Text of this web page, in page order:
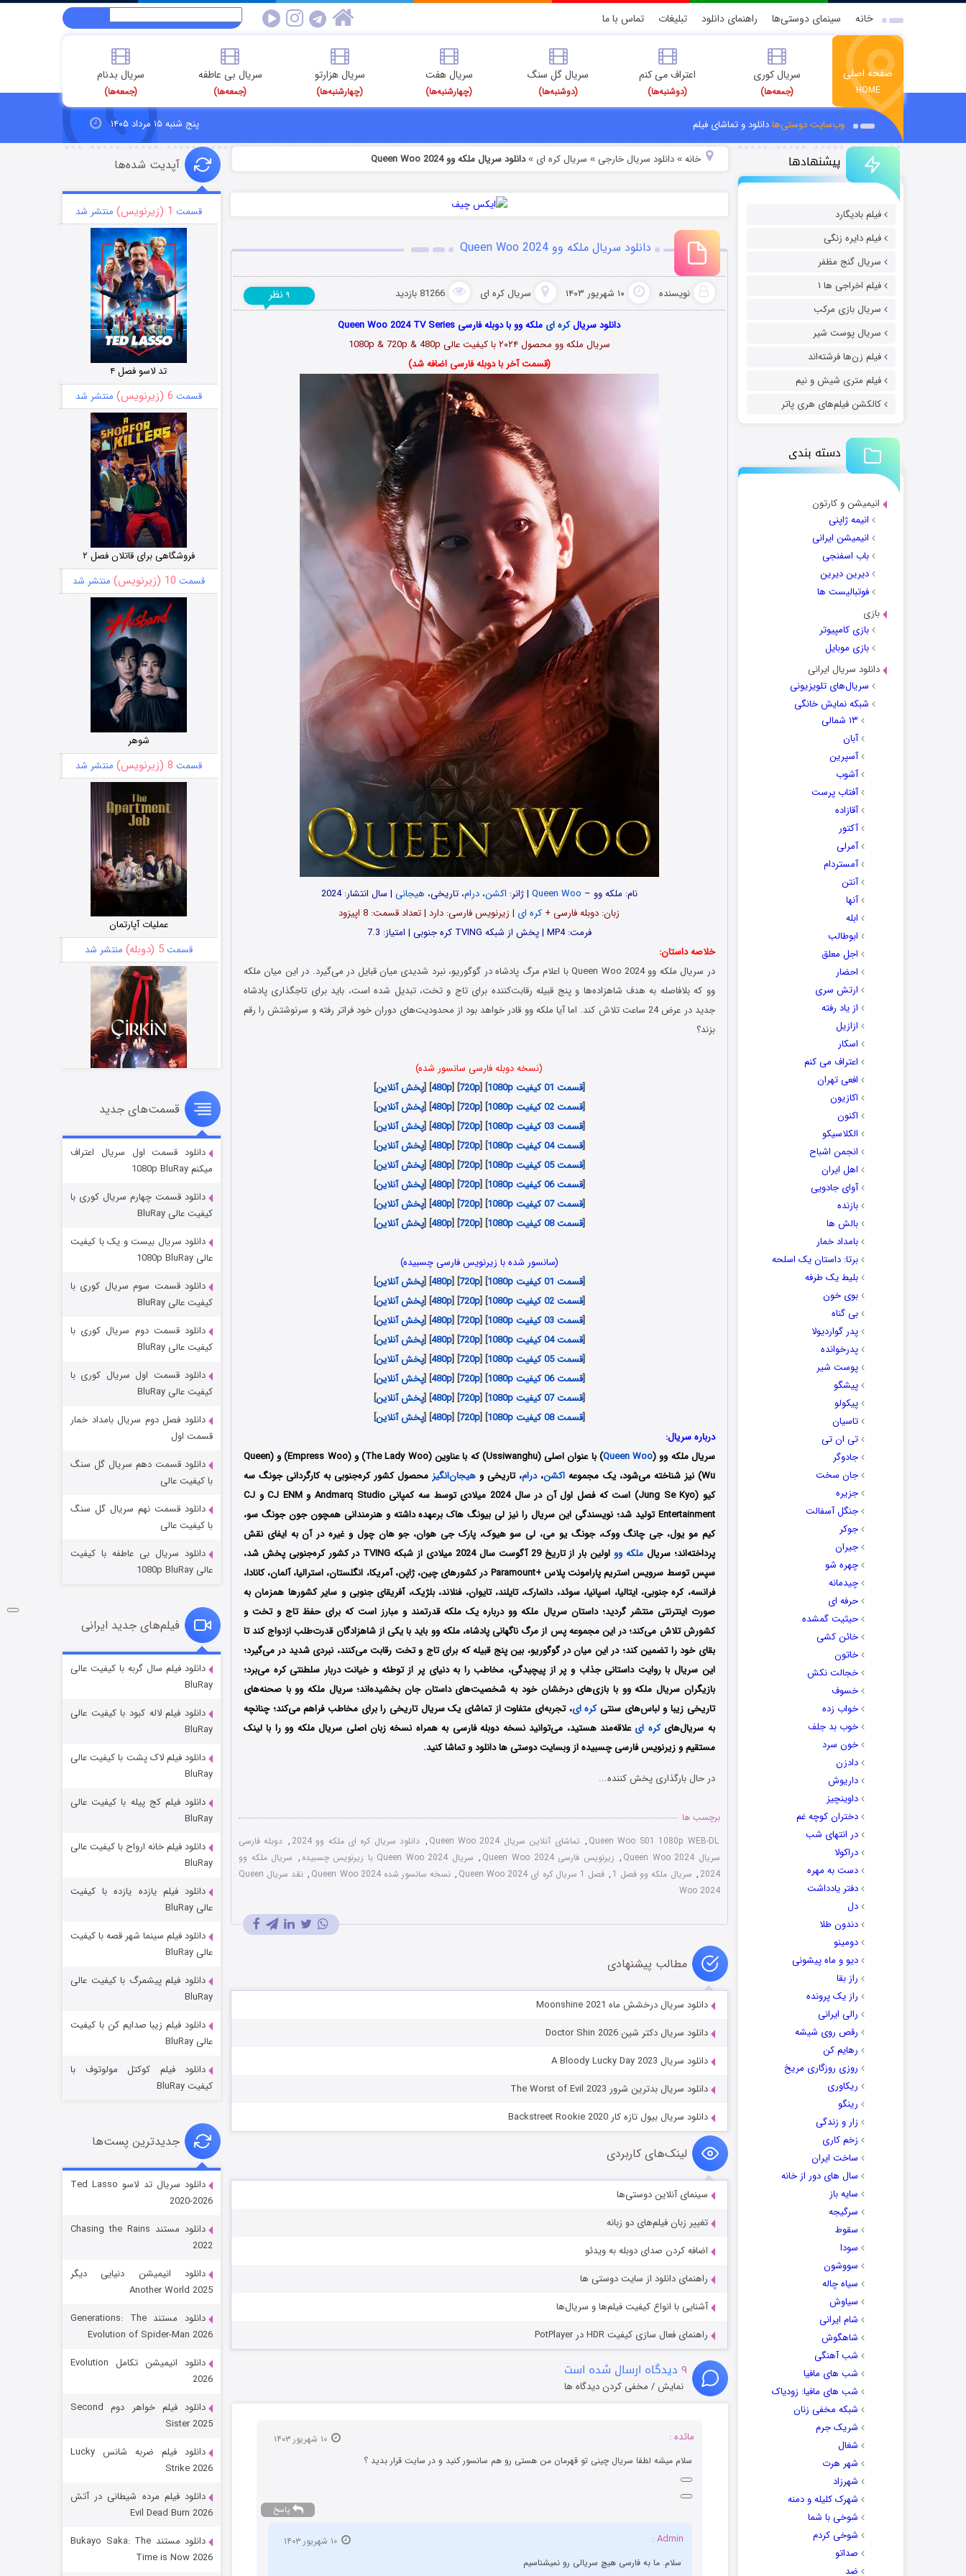
خانه سینمای دوستی‌ها راهنمای دانلود تبلیغات تماس با ما
صفحه اصلی
HOME
سریال کوری
(جمعه‌ها)
اعتراف می کنم
(دوشنبه‌ها)
سریال گل سنگ
(دوشنبه‌ها)
سریال هفت
(چهارشنبه‌ها)
سریال هزارتو
(چهارشنبه‌ها)
سریال بی عاطفه
(جمعه‌ها)
سریال بدنام
(جمعه‌ها)
وب‌سایت دوستی‌هادانلود و تماشای فیلم پنج شنبه ۱۵ مرداد ۱۴۰۵
پیشنهادها
فیلم بادیگارد
فیلم دایره زنگی
سریال گنج مظفر
فیلم اخراجی ها ۱
سریال بازی مرکب
سریال پوست شیر
فیلم زن‌ها فرشته‌اند
فیلم متری شیش و نیم
کالکشن فیلم‌های هری پاتر
دسته بندی
انیمیشن و کارتون
انیمه ژاپنی
انیمیشن ایرانی
باب اسفنجی
دیرین دیرین
فوتبالیست ها
بازی
بازی کامپیوتر
بازی موبایل
دانلود سریال ایرانی
سریال‌های تلویزیونی
شبکه نمایش خانگی
۱۳ شمالی
آبان
آسپرین
آشوب
آفتاب پرست
آقازاده
آکتور
آمرلی
آمستردام
آنتن
آنها
ابله
ابوطالب
اجل معلق
احضار
ارتش سری
از یاد رفته
ازازیل
اسکار
اعتراف می کنم
افعی تهران
اکازیون
اکنون
الکلاسیکو
انجمن اشباح
اهل ایران
آوای جادویی
بازنده
بالش ها
بامداد خمار
برتا: داستان یک اسلحه
بلیط یک‌‌ طرفه
بوی خون
بی گناه
پدر گواردیولا
پدرخوانده
پوست شیر
پیشگو
پیکولو
تاسیان
تی ان تی
جادوگر
جان سخت
جزیره
جنگل آسفالت
جوکر
جیران
چهره شو
چیدمانه
حرفه ای
حیثیت گمشده
خائن کشی
خاتون
خجالت نکش
خسوف
خواب زده
خوب بد جلف
خون سرد
دادزن
داریوش
داوینچیز
دختران کوچه غم
در انتهای شب
دراکولا
دست به مهره
دفتر یادداشت
دل
دندون طلا
دومینو
دیو و ماه پیشونی
راز بقا
راز یک پرونده
رالی ایرانی
رقص روی شیشه
رهایم کن
روزی روزگاری مریخ
ریکاوری
رینگو
زار و زندگی
زخم کاری
ساخت ایران
سال های دور از خانه
سایه باز
سرگیجه
سقوط
سودا
سووشون
سیاه چاله
سیاوش
شام ایرانی
شاهگوش
شب آهنگی
شب های مافیا
شب های مافیا: زودیاک
شبکه مخفی زنان
شریک جرم
شغال
شهر هرت
شهرزاد
شهرک کلیله و دمنه
شوخی با شما
شوخی کردم
صداتو
ضد
خانه» دانلود سریال خارجی » سریال کره ای »دانلود سریال ملکه وو Queen Woo 2024
دانلود سریال ملکه وو Queen Woo 2024
نویسنده ۱۰ شهریور ۱۴۰۳ سریال کره ای 81266 بازدید ۹ نظر
دانلود سریالکره ای ملکه وو با دوبله فارسی Queen Woo 2024 TV Series
سریال ملکه وو محصول ۲۰۲۴ با کیفیت عالی 1080p & 720p & 480p
(قسمت آخر با دوبله فارسی اضافه شد)
نام: ملکه وو – Queen Woo | ژانر: اکشن،درام، تاریخی، هیجانی | سال انتشار: 2024
زبان: دوبله فارسی + کره ای | زیرنویس فارسی: دارد | تعداد قسمت‌‌‌: 8 اپیزود
فرمت: MP4 | پخش از شبکه TVING کره جنوبی | امتیاز: 7.3
خلاصه داستان:
در سریال ملکه وو Queen Woo 2024 با اعلام مرگ پادشاه در گوگوریو، نبرد شدیدی میان قبایل در می‌گیرد. در این میان ملکه
وو که بلافاصله به هدف شاهزاده‌ها و پنج قبیله رقابت‌کننده برای تاج و تخت، تبدیل شده است، باید برای تاجگذاری پادشاه
جدید در عرض 24 ساعت تلاش کند. اما آیا ملکه وو قادر خواهد بود از محدودیت‌های دوران خود فراتر رفته و سرنوشتش را رقم
بزند؟
(نسخه دوبله فارسی سانسور شده)
[قسمت 01 کیفیت 1080p ] [
720p
] [
480p
] [پخش آنلاین]
[قسمت 02 کیفیت 1080p ] [
720p
] [
480p
] [پخش آنلاین]
[قسمت 03 کیفیت 1080p ] [
720p
] [
480p
] [پخش آنلاین]
[قسمت 04 کیفیت 1080p ] [
720p
] [
480p
] [پخش آنلاین]
[قسمت 05 کیفیت 1080p ] [
720p
] [
480p
] [پخش آنلاین]
[قسمت 06 کیفیت 1080p ] [
720p
] [
480p
] [پخش آنلاین]
[قسمت 07 کیفیت 1080p ] [
720p
] [
480p
] [پخش آنلاین]
[قسمت 08 کیفیت 1080p ] [
720p
] [
480p
] [پخش آنلاین]
(سانسور شده با زیرنویس فارسی چسبیده)
[قسمت 01 کیفیت 1080p ] [
720p
] [
480p
] [پخش آنلاین]
[قسمت 02 کیفیت 1080p ] [
720p
] [
480p
] [پخش آنلاین]
[قسمت 03 کیفیت 1080p ] [
720p
] [
480p
] [پخش آنلاین]
[قسمت 04 کیفیت 1080p ] [
720p
] [
480p
] [پخش آنلاین]
[قسمت 05 کیفیت 1080p ] [
720p
] [
480p
] [پخش آنلاین]
[قسمت 06 کیفیت 1080p ] [
720p
] [
480p
] [پخش آنلاین]
[قسمت 07 کیفیت 1080p ] [
720p
] [
480p
] [پخش آنلاین]
[قسمت 08 کیفیت 1080p ] [
720p
] [
480p
] [پخش آنلاین]
درباره سریال:
سریال ملکه وو (Queen Woo
) با عنوان اصلی (Ussiwanghu) که با عناوین (The Lady Woo) و (Empress Woo) و (Queen
Wu) نیز شناخته می‌شود، یک مجموعه
اکشن،درام، تاریخی و هیجان‌انگیز محصول کشور کره‌جنوبی به کارگردانیجونگ سه
کیو (Jung Se Kyo)
است که فصل اول آن در سال 2024 میلادی توسط سه کمپانی Andmarq Studio و CJ ENM و CJ
Entertainment تولید شد؛ نویسندگی این سریال را نیز لی بیونگ هاک برعهده داشته و هنرمندانی همچون جون جونگ سو،
کیم مو یول، جی چانگ ووک، جونگ یو می، لی سو هیوک، پارک جی هوان، جو هان چول و غیره در آن به ایفای نقش
پرداخته‌اند؛ سریالملکه وو
اولین بار از تاریخ 29 آگوست سال 2024 میلادی از شبکه TVING در کشور کره‌جنوبی پخش شد،
سپس توسط سرویس استریم پارامونت پلاس +Paramount در کشورهای چین، ژاپن، آمریکا، انگلستان، استرالیا، آلمان، کانادا،
فرانسه، کره جنوبی، ایتالیا، اسپانیا، سوئد، دانمارک، تایلند، تایوان، فنلاند، بلژیک، آفریقای جنوبی و سایر کشورها همزمان به
صورت اینترنتی منتشر گردید؛ داستان سریال ملکه وو درباره‌ یک ملکه قدرتمند و مبارز است که برای حفظ تاج و تخت و
کشورش تلاش می‌کند؛ در این مجموعه پس از مرگ ناگهانی پادشاه، ملکه وو باید با یکی از شاهزادگان قدرت‌طلب ازدواج کند تا
بقای خود را تضمین کند؛ در این میان در گوگوریو، بین پنج قبیله که برای تاج و تخت رقابت می‌کنند، نبردی شدید در می‌گیرد؛
این سریال با روایت داستانی جذاب و پر از پیچیدگی، مخاطب را به دنیای پر از توطئه و خیانت دربار سلطنتی کره می‌برد؛
بازیگران سریال ملکه وو با بازی‌های درخشان خود به شخصیت‌های داستان جان بخشیده‌اند؛ سریال ملکه وو با صحنه‌های
تاریخی زیبا و لباس‌های سنتیکره ای، تجربه‌ای متفاوت از تماشای یک سریال تاریخی را برای مخاطب فراهم می‌کند؛ چنانچه
به سریال‌هایکره ای علاقه‌مند هستید، می‌توانید نسخه دوبله فارسی به همراه نسخه زبان اصلی سریال ملکه وو را با لینک
مستقیم و زیرنویس فارسی چسبیده از وبسایت دوستی ها دانلود و تماشا کنید.
در حال بارگذاری پخش کننده...
برچسب ها
Queen Woo S01 1080p WEB-DL
, تماشای آنلاین سریال Queen Woo 2024 , دانلود سریال کره ای ملکه وو 2024 , دوبله فارسی
سریال Queen Woo 2024
, زیرنویس فارسی Queen Woo 2024 , سریال Queen Woo 2024 با زیرنویس چسبیده , سریال ملکه وو
2024
, سریال ملکه وو فصل 1 , فصل 1 سریال کره ای Queen Woo 2024 , نسخه سانسور شده Queen Woo 2024 ,
نقد سریال Queen
Woo 2024
مطالب پیشنهادی
دانلود سریال درخشش ماه Moonshine 2021
دانلود سریال دکتر شین Doctor Shin 2026
دانلود سریال A Bloody Lucky Day 2023
دانلود سریال بدترین شرور The Worst of Evil 2023
دانلود سریال بیول تازه کار Backstreet Rookie 2020
لینک‌های کاربردی
سینمای آنلاین دوستی‌ها
تغییر زبان فیلم‌های دو زبانه
اضافه کردن صدای دوبله به ویدئو
راهنمای دانلود از سایت دوستی ها
آشنایی با انواع کیفیت فیلم‌ها و سریال‌ها
راهنمای فعال سازی کیفیت HDR در PotPlayer
۹ دیدگاه ارسال شده است
نمایش / مخفی کردن دیدگاه ها
مائده :
۱۰ شهریور ۱۴۰۳
سلام میشه لطفا سریال چینی تو قهرمان من هستی رو هم سانسور کنید و در سایت قرار بدید ؟
پاسخ
Admin :
سلام. ما به فارسی هیچ سریالی رو نمیشناسیم
آپدیت شده‌ها
قسمت 1 (زیرنویس) منتشر شد
تد لاسو فصل ۴
قسمت 6 (زیرنویس) منتشر شد
فروشگاهی برای قاتلان فصل ۲
قسمت 10 (زیرنویس) منتشر شد
شوهر
قسمت 8 (زیرنویس) منتشر شد
عملیات آپارتمان
قسمت5 (دوبله) منتشر شد
سریال زشت
قسمت2 (زیرنویس) منتشر شد
مردگان متحرک: شهر مرده ۳
شکست استوارت در نجات جهان
قسمت 7 (زیرنویس) منتشر شد
شوگر فصل ۲
قسمت
خاندان اژدها فصل ۳
جادوگری در مغولستان
قسمت
رویایی برای تو
قسمت15 (دوبله)
قسمت‌های جدید
دانلود قسمت اول سریال اعتراف
میکنم 1080p BluRay
دانلود قسمت چهارم سریال کوری با
کیفیت عالی BluRay
دانلود سریال بیست و یک با کیفیت
عالی 1080p BluRay
دانلود قسمت سوم سریال کوری با
کیفیت عالی BluRay
دانلود قسمت دوم سریال کوری با
کیفیت عالی BluRay
دانلود قسمت اول سریال کوری با
کیفیت عالی BluRay
دانلود فصل دوم سریال بامداد خمار
قسمت اول
دانلود قسمت دهم سریال گل سنگ
با کیفیت عالی
دانلود قسمت نهم سریال گل سنگ
با کیفیت عالی
دانلود سریال بی عاطفه با کیفیت
عالی 1080p BluRay
فیلم‌های جدید ایرانی
دانلود فیلم سال گربه با کیفیت عالی
BluRay
دانلود فیلم لاله کبود با کیفیت عالی
BluRay
دانلود فیلم لاک پشت با کیفیت عالی
BluRay
دانلود فیلم کج‌ پیله با کیفیت عالی
BluRay
دانلود فیلم خانه ارواح با کیفیت عالی
BluRay
دانلود فیلم یازده یازده با کیفیت
عالی BluRay
دانلود فیلم سینما شهر قصه با کیفیت
عالی BluRay
دانلود فیلم پیشمرگ با کیفیت عالی
BluRay
دانلود فیلم زیبا صدایم کن با کیفیت
عالی BluRay
دانلود فیلم کوکتل مولوتوف با
کیفیت BluRay
جدیدترین پست‌ها
دانلود سریال تد لاسو Ted Lasso
2020-2026
دانلود مستند Chasing the Rains
2022
دانلود انیمیشن دنیایی دیگر
Another World 2025
دانلود مستند Generations: The
Evolution of Spider-Man 2026
دانلود انیمیشن تکامل Evolution
2026
دانلود فیلم خواهر دوم Second
Sister 2025
دانلود فیلم ضربه شانس Lucky
Strike 2026
دانلود فیلم مرده شیطانی در آتش
Evil Dead Burn 2026
دانلود مستند Bukayo Saka: The
Time is Now 2026